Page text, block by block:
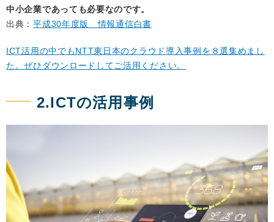
中小企業であっても必要なのです。
出典：平成30年度版 情報通信白書
ICT活用の中でもNTT東日本のクラウド導入事例を８選集めまし
た。ぜひダウンロードしてご活用ください。
2.ICTの活用事例